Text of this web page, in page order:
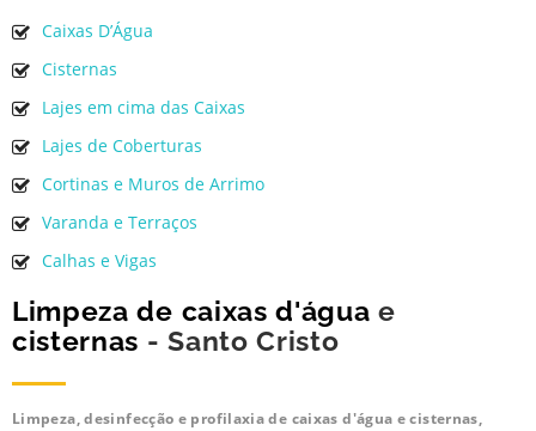
Caixas D’Água
Cisternas
Lajes em cima das Caixas
Lajes de Coberturas
Cortinas e Muros de Arrimo
Varanda e Terraços
Calhas e Vigas
Limpeza de caixas d'água e
cisternas - Santo Cristo
Limpeza, desinfecção e profilaxia de caixas d'água e cisternas,